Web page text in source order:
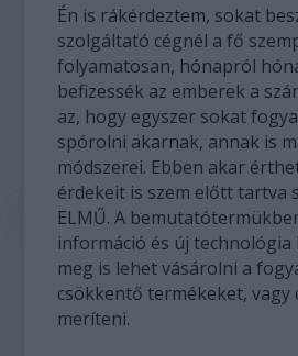
Én is rákérdeztem, sokat
szolgáltató cégnél a fő
folyamatosan, hónapról
befizessék az emberek a
az, hogy egyszer sokat
spórolni akarnak, annak is
módszerei. Ebben akar
érdekeit is szem előtt tartva
ELMŰ. A
információ és új
meg is lehet vásárolni a
csökkentő termékeket, vagy
meríteni.